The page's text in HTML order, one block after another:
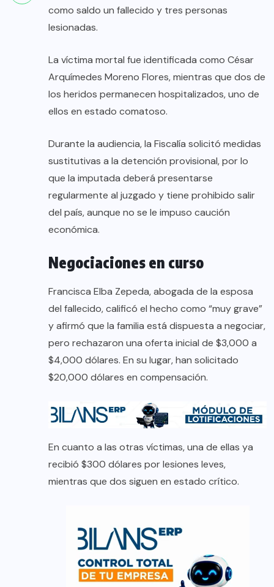
como saldo un fallecido y tres personas
lesionadas.
La víctima mortal fue identificada como César
Arquímedes Moreno Flores, mientras que dos de
los heridos permanecen hospitalizados, uno de
ellos en estado comatoso.
Durante la audiencia, la Fiscalía solicitó medidas
sustitutivas a la detención provisional, por lo
que la imputada deberá presentarse
regularmente al juzgado y tiene prohibido salir
del país, aunque no se le impuso caución
económica.
Negociaciones en curso
Francisca Elba Zepeda, abogada de la esposa
del fallecido, calificó el hecho como “muy grave”
y afirmó que la familia está dispuesta a negociar,
pero rechazaron una oferta inicial de $3,000 a
$4,000 dólares. En su lugar, han solicitado
$20,000 dólares en compensación.
En cuanto a las otras víctimas, una de ellas ya
recibió $300 dólares por lesiones leves,
mientras que dos siguen en estado crítico.